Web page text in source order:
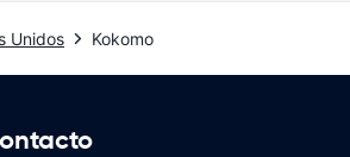
Unidos Kokomo